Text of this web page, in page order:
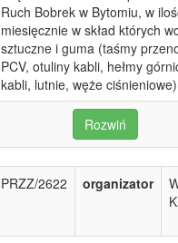
Ruch Bobrek w Bytomiu, w
miesięcznie w skład których
sztuczne i guma (taśmy
PCV, otuliny kabli, hełmy
kabli, lutnie, węże
Rozwiń
PRZZ/2622 organizator